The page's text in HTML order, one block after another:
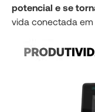
potencial e se
vida conectada em